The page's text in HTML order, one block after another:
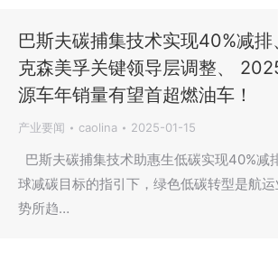
巴斯夫碳捕集技术实现40%减排
克森美孚关键领导层调整、
源车年销量有望首超燃油车！
产业要闻 caolina 2025-01-15
巴斯夫碳捕集技术助惠生低碳实现40%减
球减碳目标的指引下，绿色低碳转型是航
势所趋…